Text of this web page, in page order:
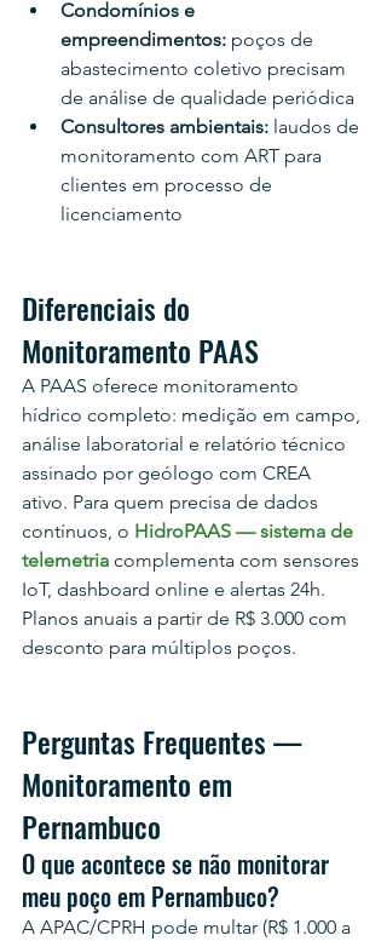
Condomínios e
empreendimentos: poços de
abastecimento coletivo precisam
de análise de qualidade periódica
Consultores ambientais: laudos de
monitoramento com ART para
clientes em processo de
licenciamento
Diferenciais do
Monitoramento PAAS
A PAAS oferece monitoramento
hídrico completo: medição em campo,
análise laboratorial e relatório técnico
assinado por geólogo com CREA
ativo. Para quem precisa de dados
contínuos, o HidroPAAS — sistema de
telemetria complementa com sensores
IoT, dashboard online e alertas 24h.
Planos anuais a partir de R$ 3.000 com
desconto para múltiplos poços.
Perguntas Frequentes —
Monitoramento em
Pernambuco
O que acontece se não monitorar
meu poço em Pernambuco?
A APAC/CPRH pode multar (R$ 1.000 a